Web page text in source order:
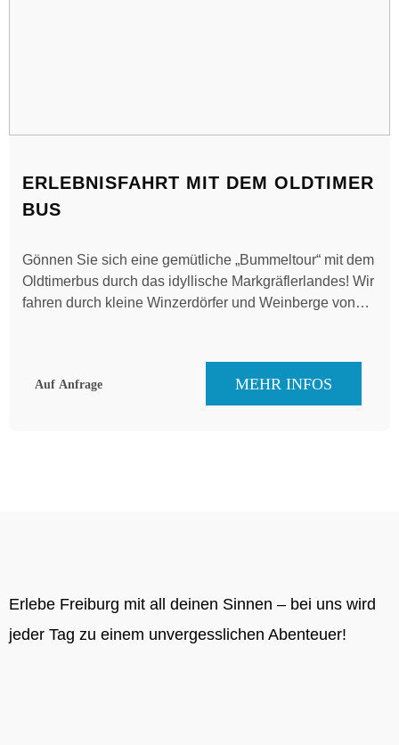
ERLEBNISFAHRT MIT DEM OLDTIMER
BUS
Gönnen Sie sich eine gemütliche „Bummeltour“ mit dem
Oldtimerbus durch das idyllische Markgräflerlandes! Wir
fahren durch kleine Winzerdörfer und Weinberge von
Auf Anfrage MEHR INFOS
Erlebe Freiburg mit all deinen Sinnen – bei uns wird
jeder Tag zu einem unvergesslichen Abenteuer!